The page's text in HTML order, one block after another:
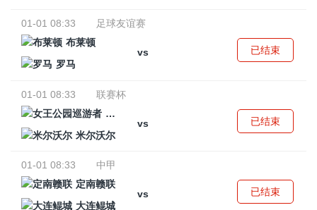
01-01 08:33
足球友谊赛
布莱顿
vs
罗马
已结束
01-01 08:33
联赛杯
女王公园巡游者
vs
米尔沃尔
已结束
01-01 08:33
中甲
定南赣联
vs
大连鲲城
已结束